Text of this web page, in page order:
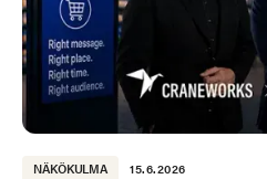
NÄKÖKULMA 15.6.2026